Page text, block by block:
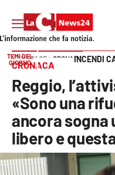
SEZIONI
Cronaca
Politica
Vai
TEMI DEL
GIORNO
INCENDI
HOME PAGE CRONACA
CRONACA
Reggio,
«Sono una
ancora sogna
libero e